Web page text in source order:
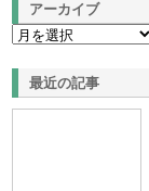
アーカイブ
最近の記事